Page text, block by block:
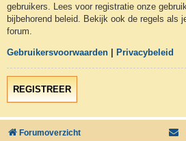
gebruikers. Lees voor registratie onze
bijbehorend beleid. Bekijk ook de regels als
forum.
Gebruikersvoorwaarden Privacybeleid
REGISTREER
Forumoverzicht